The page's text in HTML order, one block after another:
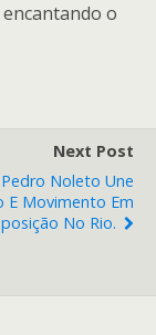
o
Next Post
Pedro Noleto Une
E Movimento Em
No Rio.